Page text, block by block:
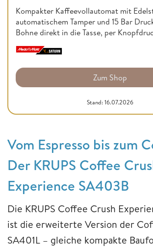
Kompakter Kaffeevollautomat mit
automatischem Tamper und 15 Bar
Bohne direkt in die Tasse, per
Zum Shop
Stand: 16.07.2026
Vom Espresso bis zum
Der KRUPS Coffee
Experience SA403B
Die KRUPS Coffee Crush
ist die erweiterte Version der
SA401L – gleiche kompakte